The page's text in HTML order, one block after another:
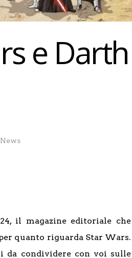
e Darth
News
il magazine editoriale che
quanto riguarda Star Wars.
da condividere con voi sulle